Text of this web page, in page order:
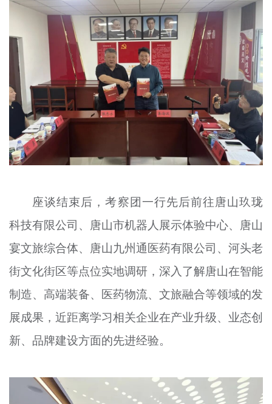
座谈结束后，考察团一行先后前往唐山玖珑
科技有限公司、唐山市机器人展示体验中心、唐山
宴文旅综合体、唐山九州通医药有限公司、河头老
街文化街区等点位实地调研，深入了解唐山在智能
制造、高端装备、医药物流、文旅融合等领域的发
展成果，近距离学习相关企业在产业升级、业态创
新、品牌建设方面的先进经验。